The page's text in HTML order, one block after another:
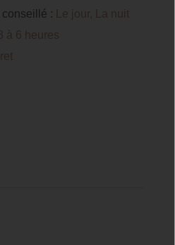
conseillé :
Le jour, La nuit
à 6 heures